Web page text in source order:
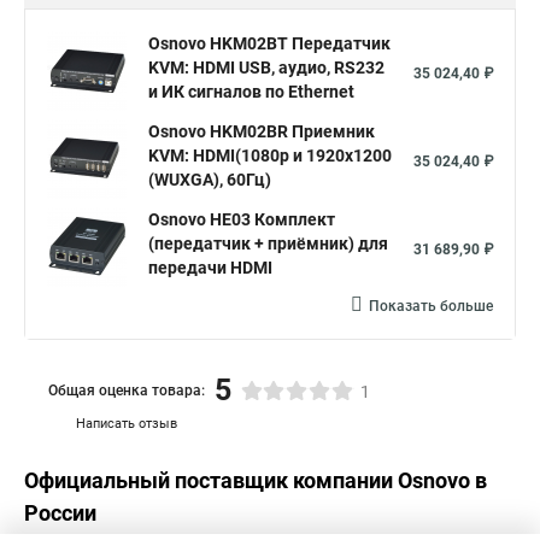
Osnovo HKM02BT Передатчик
KVM: HDMI USB, аудио, RS232
и ИК сигналов по Ethernet
35 024,40 ₽
Osnovo HKM02BR Приемник
KVM: HDMI(1080p и 1920x1200
(WUXGA), 60Гц)
35 024,40 ₽
Osnovo HE03 Комплект
(передатчик + приёмник) для
передачи HDMI
31 689,90 ₽
Показать больше
Написать отзыв
Общая оценка товара: 5 1
Официальный поставщик компанииOsnovo в
России